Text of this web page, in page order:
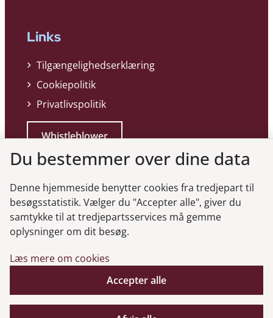
Links
Tilgængelighedserklæring
Cookiepolitik
Privatlivspolitik
Whistleblower
Genveje
Gå til virksomhedsregisteret
Gå til selskabsmeddelelser
English
Du bestemmer over dine data
Denne hjemmeside benytter cookies fra tredjepart til
besøgsstatistik. Vælger du "Accepter alle", giver du
samtykke til at tredjepartsservices må gemme
oplysninger om dit besøg.
Læs mere om cookies
Accepter alle